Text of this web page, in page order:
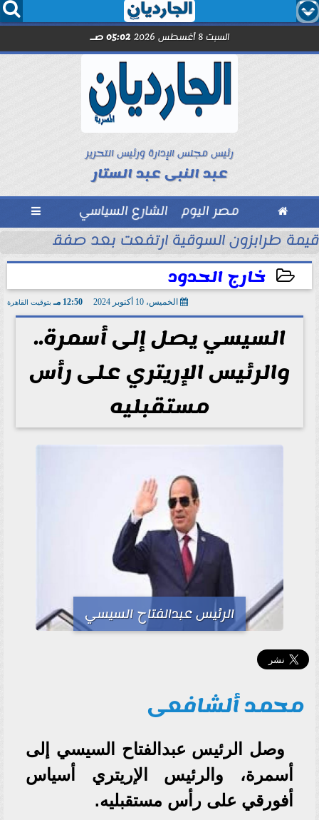
  
السبت 8 أغسطس 2026 05:02 صـ
رئيس مجلس الإدارة ورئيس التحرير
عبد النبى عبد الستار
 مصر اليوم الشارع السياسي 
قيمة طرابزون السوقية ارتفعت بعد صفقة
خارج الحدود
الخميس، 10 أكتوبر 2024 12:50 مـ بتوقيت القاهرة
السيسي يصل إلى أسمرة..
والرئيس الإريتري على رأس
مستقبليه
الرئيس عبدالفتاح السيسي
محمد ألشافعى
وصل الرئيس عبدالفتاح السيسي إلى
أسمرة، والرئيس الإريتري أسياس
أفورقي على رأس مستقبليه.